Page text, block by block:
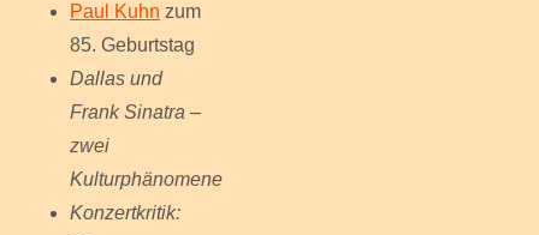
Paul Kuhn zum
85. Geburtstag
Dallas und
Frank Sinatra –
zwei
Kulturphänomene
Konzertkritik: